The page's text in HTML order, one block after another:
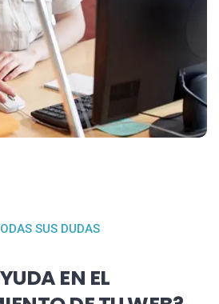
SUS DUDAS
EN EL